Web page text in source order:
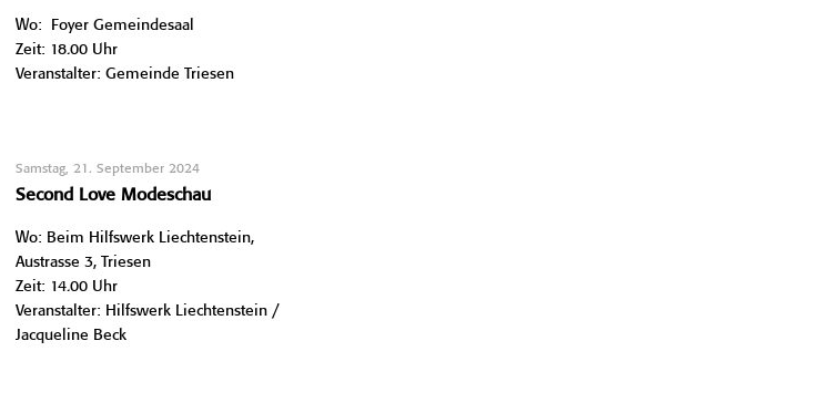
Wo: Foyer Gemeindesaal
Zeit: 18.00 Uhr
Veranstalter: Gemeinde Triesen
Samstag, 21. September 2024
Second Love Modeschau
Wo: Beim Hilfswerk Liechtenstein,
Austrasse 3, Triesen
Zeit: 14.00 Uhr
Veranstalter: Hilfswerk Liechtenstein /
Jacqueline Beck